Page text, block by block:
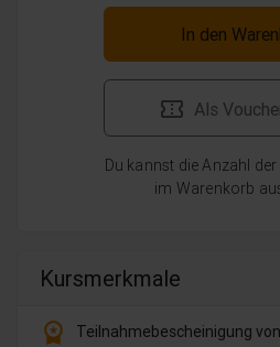
In den
Als
Du kannst die Anzahl
im Warenkorb
Kursmerkmale
workspace_premium
Teilnahmebescheinigung